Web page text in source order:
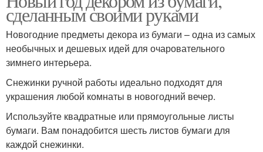
сделанным своими руками
Новогодние предметы декора из бумаги – одна из самых
необычных и дешевых идей для очаровательного
зимнего интерьера.
Снежинки ручной работы идеально подходят для
украшения любой комнаты в новогодний вечер.
Используйте квадратные или прямоугольные листы
бумаги. Вам понадобится шесть листов бумаги для
каждой снежинки.